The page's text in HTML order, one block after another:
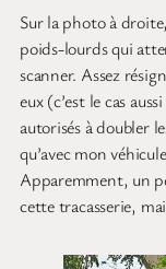
Sur la photo à
poids-lourds qui
scanner. Assez
eux (c’est le cas
autorisés à doubler
qu’avec mon
Apparemment, un
cette tracasserie,